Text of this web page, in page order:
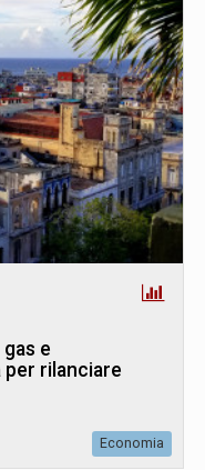
e
rilanciare
Economia